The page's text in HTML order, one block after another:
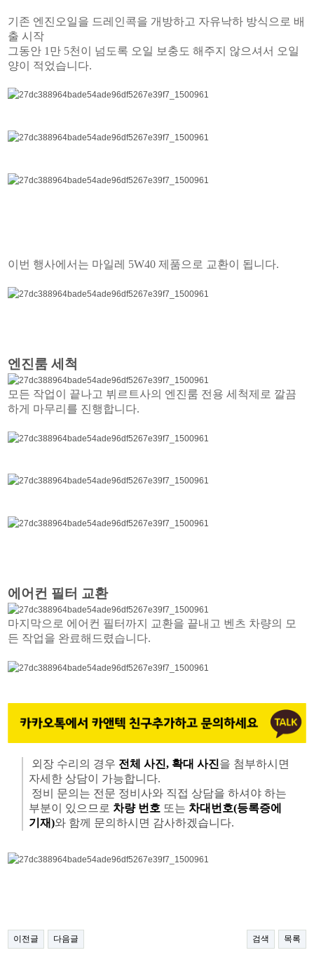
기존 엔진오일을 드레인콕을 개방하고 자유낙하 방식으로 배
출 시작
그동안 1만 5천이 넘도록 오일 보충도 해주지 않으셔서 오일
양이 적었습니다.
이번 행사에서는 마일레 5W40 제품으로 교환이 됩니다.
엔진룸 세척
모든 작업이 끝나고 뷔르트사의 엔진룸 전용 세척제로 깔끔
하게 마무리를 진행합니다.
에어컨 필터 교환
마지막으로 에어컨 필터까지 교환을 끝내고 벤츠 차량의 모
든 작업을 완료해드렸습니다.
외장 수리의 경우 전체 사진, 확대 사진을 첨부하시면
자세한 상담이 가능합니다.
정비 문의는 전문 정비사와 직접 상담을 하셔야 하는
부분이 있으므로 차량 번호 또는 차대번호(등록증에
기재)와 함께 문의하시면 감사하겠습니다.
이전글 다음글 검색 목록